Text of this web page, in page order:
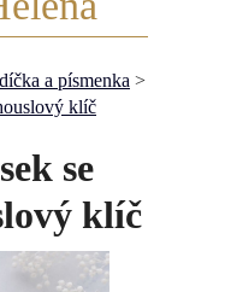
a písmenka >
klíč
se
klíč